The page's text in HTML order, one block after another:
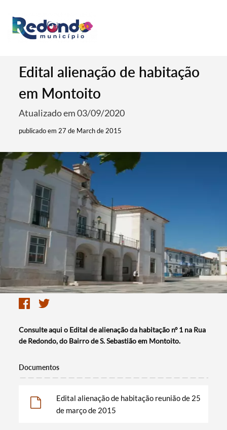
Edital alienação de habitação
em Montoito
Atualizado em 03/09/2020
publicado em 27 de March de 2015
Consulte aqui o Edital de alienação da habitação nº 1 na Rua
de Redondo, do Bairro de S. Sebastião em Montoito.
Documentos
Edital alienação de habitação reunião de 25
de março de 2015